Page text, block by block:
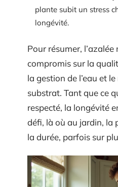
plante subit un stress
longévité.
Pour résumer,
compromis sur la
la gestion de l’eau et
substrat. Tant que ce
respecté, la longévité
défi, là où au jardin, la
la durée, parfois sur